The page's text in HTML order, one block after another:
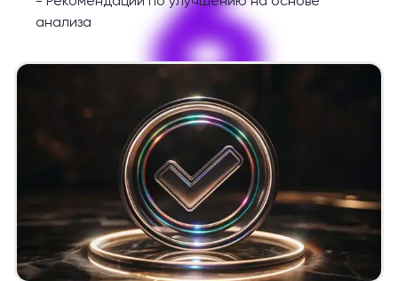
анализа